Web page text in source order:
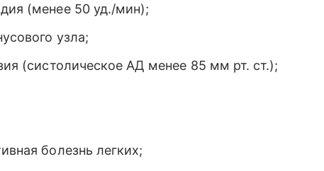
(менее 50 уд./мин);
узла;
(систолическое АД менее 85 мм рт. ст.);
болезнь легких;